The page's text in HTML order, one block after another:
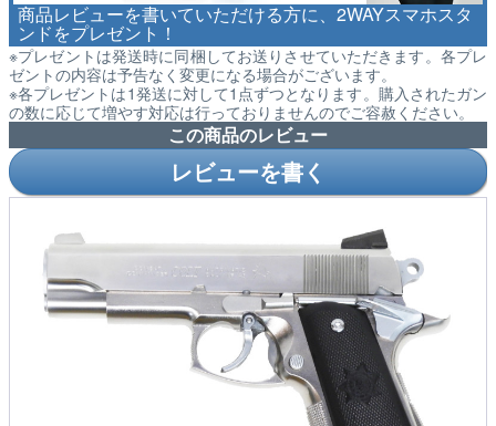
商品レビューを書いていただける方に、2WAYスマホスタ
ンドをプレゼント！
※プレゼントは発送時に同梱してお送りさせていただきます。各プレ
ゼントの内容は予告なく変更になる場合がございます。
※各プレゼントは1発送に対して1点ずつとなります。購入されたガン
の数に応じて増やす対応は行っておりませんのでご容赦ください。
この商品のレビュー
レビューを書く